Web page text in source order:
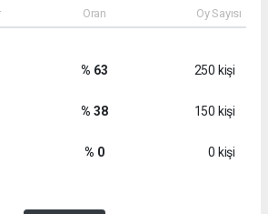
Oran Oy Sayısı
% 63 250 kişi
% 38 150 kişi
% 0 0 kişi